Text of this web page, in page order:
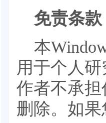
免责条款
本
用于个人
作者不承
删除。如